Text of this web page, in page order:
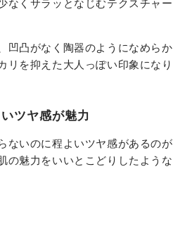
凹凸がなく陶器のようになめらか
リを抑えた大人っぽい印象になり
ツヤ感が魅力
ないのに程よいツヤ感があるのが
の魅力をいいとこどりしたような